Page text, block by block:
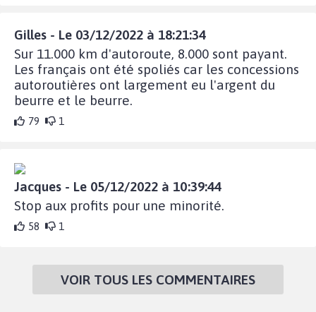
Gilles - Le 03/12/2022 à 18:21:34
Sur 11.000 km d'autoroute, 8.000 sont payant.
Les français ont été spoliés car les concessions
autoroutières ont largement eu l'argent du
beurre et le beurre.
79 1
Jacques - Le 05/12/2022 à 10:39:44
Stop aux profits pour une minorité.
58 1
VOIR TOUS LES COMMENTAIRES